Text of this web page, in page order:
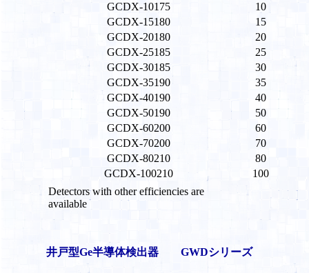
GCDX-10175
10
GCDX-15180
15
GCDX-20180
20
GCDX-25185
25
GCDX-30185
30
GCDX-35190
35
GCDX-40190
40
GCDX-50190
50
GCDX-60200
60
GCDX-70200
70
GCDX-80210
80
GCDX-100210
100
Detectors with other efficiencies are
available
井戸型Ge半導体検出器 GWDシリーズ